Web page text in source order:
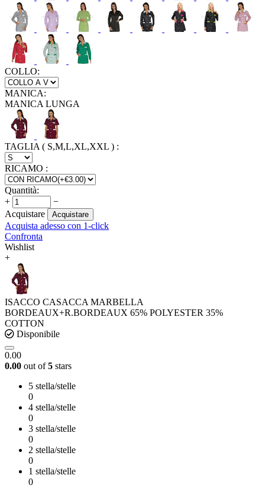
COLLO:
MANICA:
MANICA LUNGA
TAGLIA ( S,M,L,XL,XXL ) :
RICAMO :
Quantità:
+
−
Acquistare
Acquistare
Acquista adesso con 1-click
Confronta
Wishlist
+
ISACCO CASACCA MARBELLA
BORDEAUX+R.BORDEAUX 65% POLYESTER 35%
COTTON
Disponibile
0.00
0.00 out of5 stars
5 stella/stelle
0
4 stella/stelle
0
3 stella/stelle
0
2 stella/stelle
0
1 stella/stelle
0